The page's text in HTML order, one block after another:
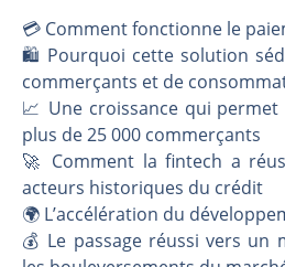
💳 Comment fonctionne le
🛍️ Pourquoi cette solution
commerçants et de
📈 Une croissance qui permet
plus de 25 000 commerçants
🚀 Comment la fintech a
acteurs historiques du crédit
🌍 L’accélération du
💰 Le passage réussi vers un